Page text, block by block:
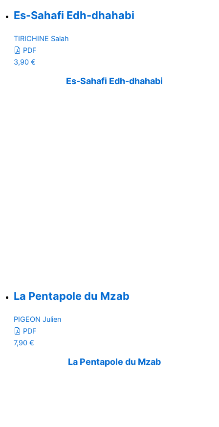
Es-Sahafi Edh-dhahabi
TIRICHINE Salah
PDF
3,90 €
Es-Sahafi Edh-dhahabi
La Pentapole du Mzab
PIGEON Julien
PDF
7,90 €
La Pentapole du Mzab